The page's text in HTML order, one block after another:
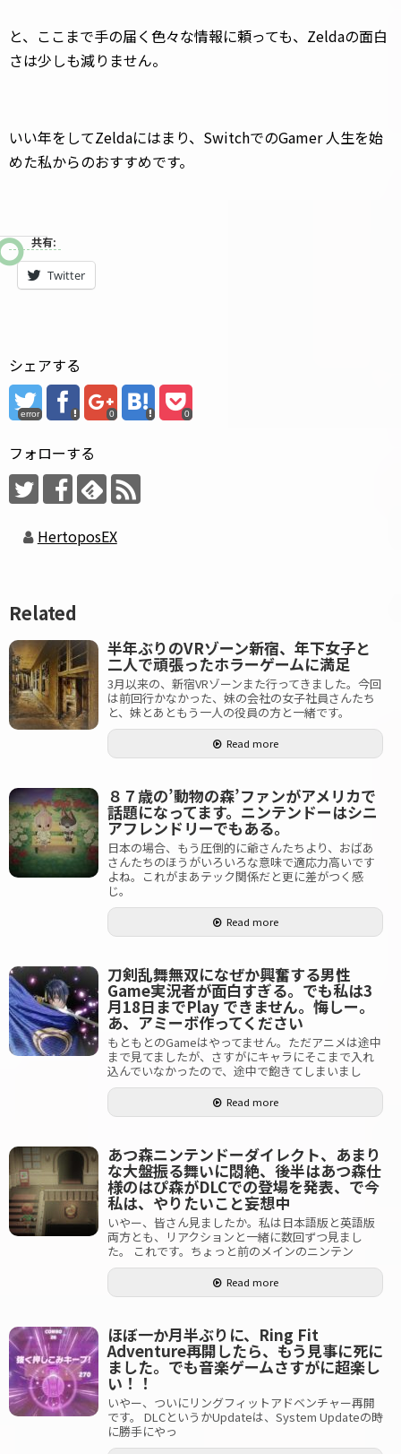
と、ここまで手の届く色々な情報に頼っても、Zeldaの面白
さは少しも減りません。
いい年をしてZeldaにはまり、SwitchでのGamer 人生を始
めた私からのおすすめです。
共有:
Twitter
シェアする
error 0 0
フォローする
HertoposEX
Related
半年ぶりのVRゾーン新宿、年下女子と
二人で頑張ったホラーゲームに満足
3月以来の、新宿VRゾーンまた行ってきました。今回
は前回行かなかった、妹の会社の女子社員さんたち
と、妹とあともう一人の役員の方と一緒です。
Read more
８７歳の’動物の森’ファンがアメリカで
話題になってます。ニンテンドーはシニ
アフレンドリーでもある。
日本の場合、もう圧倒的に爺さんたちより、おばあ
さんたちのほうがいろいろな意味で適応力高いです
よね。これがまあテック関係だと更に差がつく感
じ。
Read more
刀剣乱舞無双になぜか興奮する男性
Game実況者が面白すぎる。でも私は3
月18日までPlay できません。悔しー。
あ、アミーボ作ってください
もともとのGameはやってません。ただアニメは途中
まで見てましたが、さすがにキャラにそこまで入れ
込んでいなかったので、途中で飽きてしまいまし
Read more
あつ森ニンテンドーダイレクト、あまり
な大盤振る舞いに悶絶、後半はあつ森仕
様のはぴ森がDLCでの登場を発表、で今
私は、やりたいこと妄想中
いやー、皆さん見ましたか。私は日本語版と英語版
両方とも、リアクションと一緒に数回ずつ見まし
た。 これです。ちょっと前のメインのニンテン
Read more
ほぼ一か月半ぶりに、Ring Fit
Adventure再開したら、もう見事に死に
ました。でも音楽ゲームさすがに超楽し
い！！
いやー、ついにリングフィットアドベンチャー再開
です。 DLCというかUpdateは、System Updateの時
に勝手にやっ